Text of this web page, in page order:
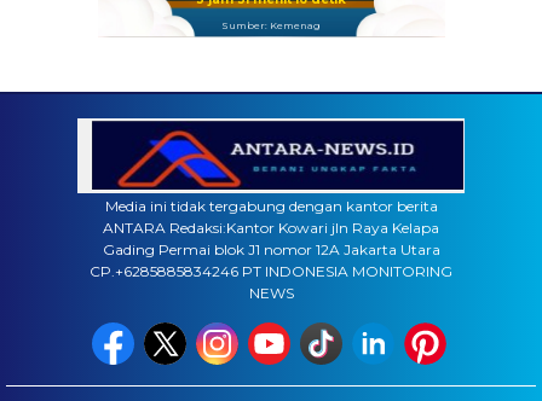
Sumber: Kemenag
Media ini tidak tergabung dengan kantor berita
ANTARA Redaksi:Kantor Kowari jln Raya Kelapa
Gading Permai blok J1 nomor 12A Jakarta Utara
CP.+6285885834246 PT INDONESIA MONITORING
NEWS